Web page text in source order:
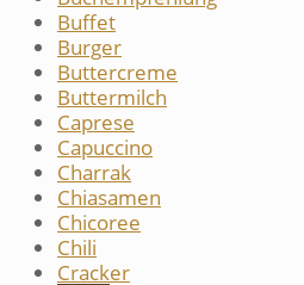
Buffet
Burger
Buttercreme
Buttermilch
Caprese
Capuccino
Charrak
Chiasamen
Chicoree
Chili
Cracker